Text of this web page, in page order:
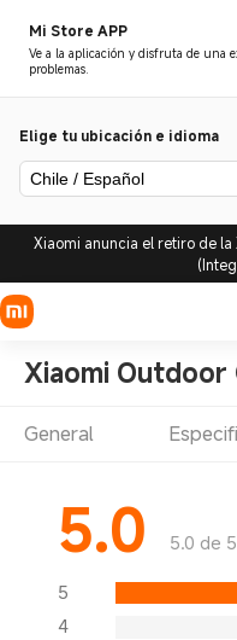
Mi Store APP
Ve a la aplicación y disfruta de una
problemas.
Elige tu ubicación e idioma
Chile / Español
Xiaomi anuncia el retiro de
Xiaomi Outdoor
General
5.0 5.0 de 5
5
4